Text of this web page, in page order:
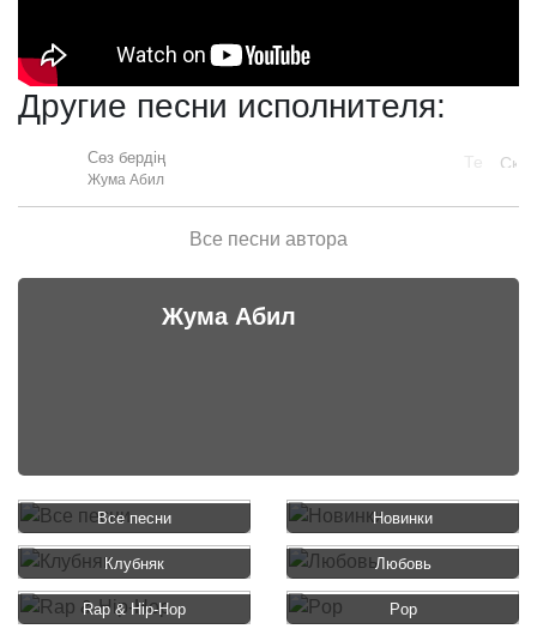
Другие песни исполнителя:
Сөз бердің
Жума Абил
Все песни автора
Жума Абил
Все песни Новинки
Клубняк Любовь
Rap & Hip-Hop Pop